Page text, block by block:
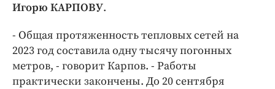
Игорю КАРПОВУ.
- Общая протяженность тепловых сетей на
2023 год составила одну тысячу погонных
метров, - говорит Карпов. - Работы
практически закончены. До 20 сентября